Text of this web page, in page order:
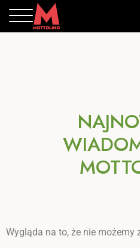
Wygląda na to, że nie możemy